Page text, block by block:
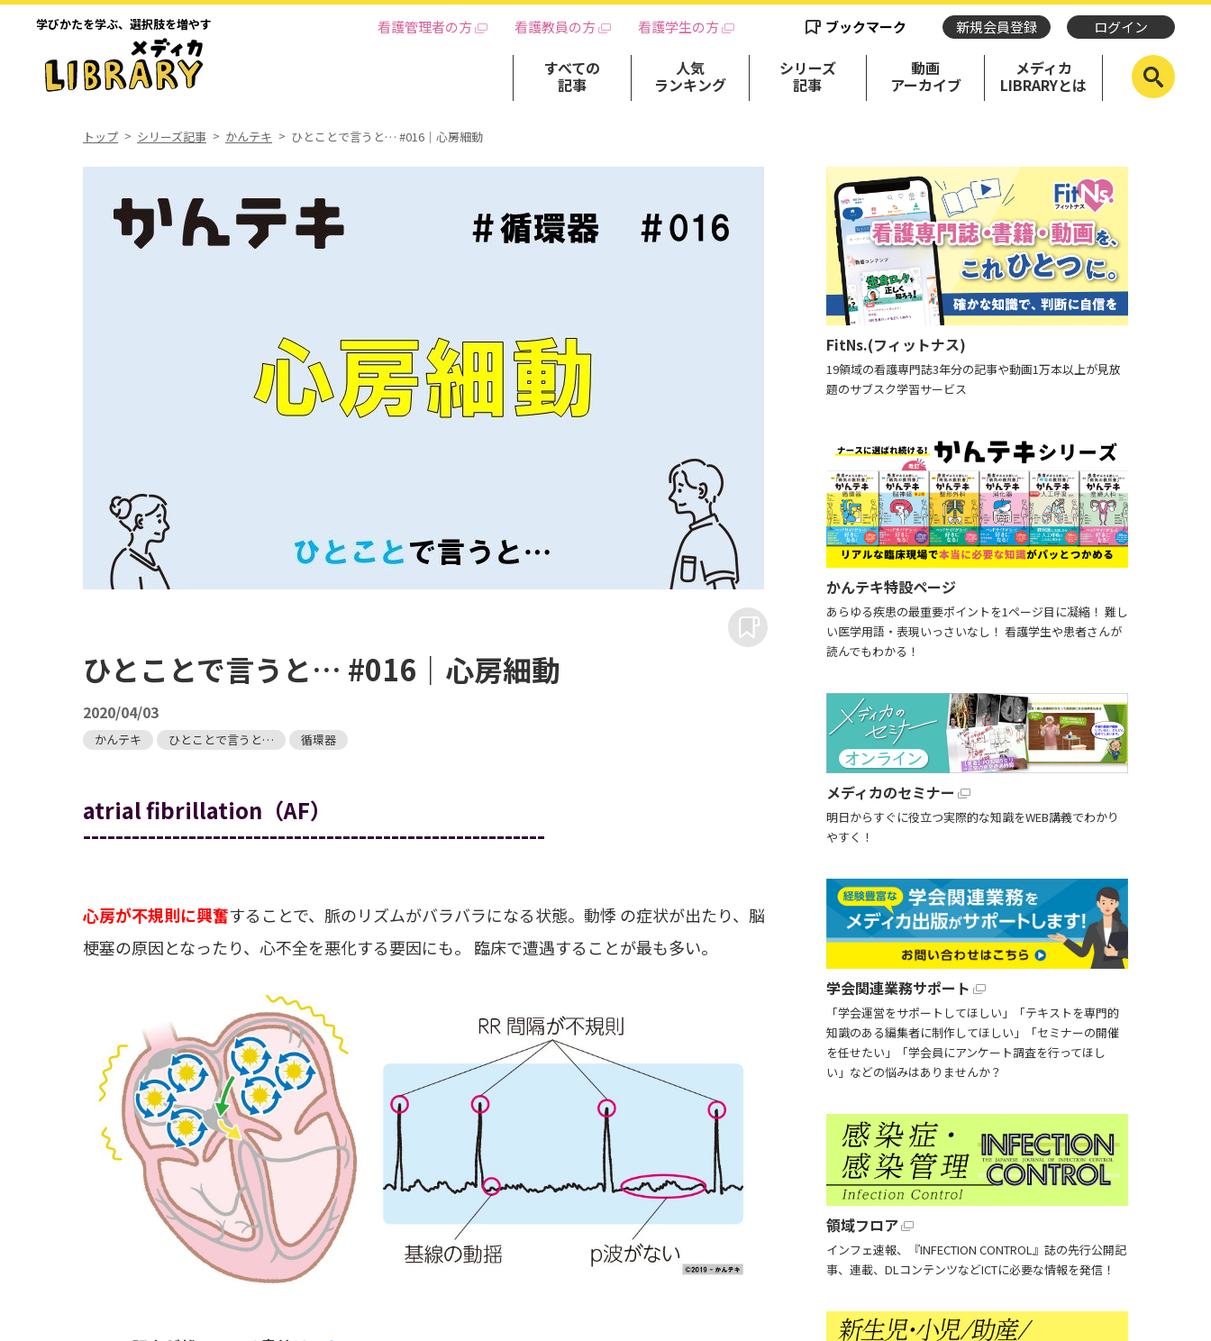
学びかたを学ぶ、 選択肢を増やす 看護管理者の方 看護教員の方 看護学生の方 ブックマーク 新規会員登録 ログイン
すべての
記事
人気
ランキング
シリーズ
記事
動画
アーカイブ
メディカ
LIBRARYとは
トップ シリーズ記事 かんテキ ひとことで言うと… #016｜心房細動
ひとことで言うと… #016｜心房細動
2020/04/03
かんテキ ひとことで言うと… 循環器
atrial fibrillation（AF）
---------------------------------------------------------
心房が不規則に興奮することで、脈のリズムがバラバラになる状態。動悸 の症状が出たり、脳
梗塞の原因となったり、心不全を悪化する要因にも。 臨床で遭遇することが最も多い。
FitNs.(フィットナス)
19領域の看護専門誌3年分の記事や動画1万本以上が見放
題のサブスク学習サービス
かんテキ特設ページ
あらゆる疾患の最重要ポイントを1ページ目に凝縮！ 難し
い医学用語・表現いっさいなし！ 看護学生や患者さんが
読んでもわかる！
メディカのセミナー
明日からすぐに役立つ実際的な知識をWEB講義でわかり
やすく！
学会関連業務サポート
「学会運営をサポートしてほしい」「テキストを専門的
知識のある編集者に制作してほしい」「セミナーの開催
を任せたい」「学会員にアンケート調査を行ってほし
い」などの悩みはありませんか？
領域フロア
インフェ速報、『INFECTION CONTROL』誌の先行公開記
事、連載、DLコンテンツなどICTに必要な情報を発信！